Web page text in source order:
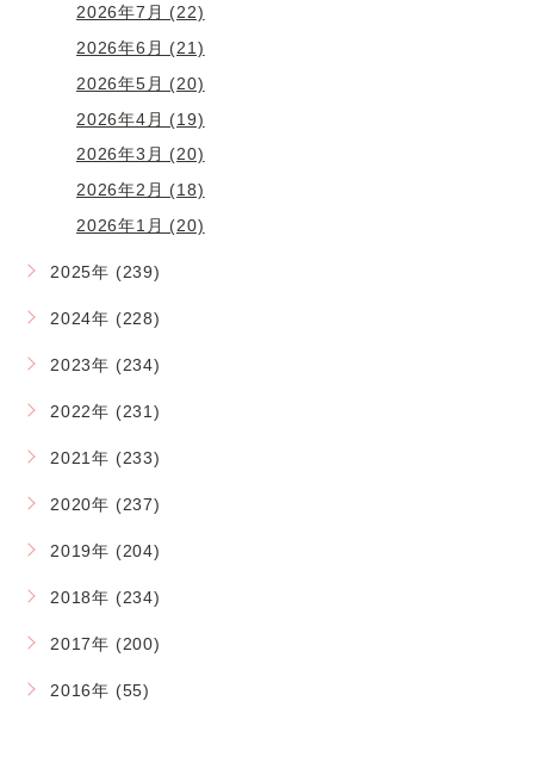
2026年7月 (22)
2026年6月 (21)
2026年5月 (20)
2026年4月 (19)
2026年3月 (20)
2026年2月 (18)
2026年1月 (20)
2025年 (239)
2024年 (228)
2023年 (234)
2022年 (231)
2021年 (233)
2020年 (237)
2019年 (204)
2018年 (234)
2017年 (200)
2016年 (55)